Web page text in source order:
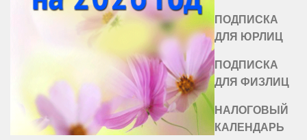
ПОДПИСКА
ДЛЯ ЮРЛИЦ
ПОДПИСКА
ДЛЯ ФИЗЛИЦ
НАЛОГОВЫЙ
КАЛЕНДАРЬ